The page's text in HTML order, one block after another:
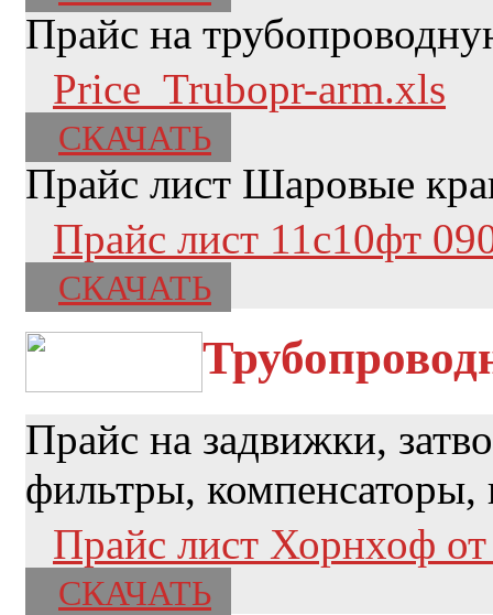
Прайс на
Price_Trubopr-arm.xls
СКАЧАТЬ
Прайс лист Шаровые
Прайс лист 11с10фт
СКАЧАТЬ
Прайс на задвижки,
фильтры,
Прайс лист Хорнхоф
СКАЧАТЬ